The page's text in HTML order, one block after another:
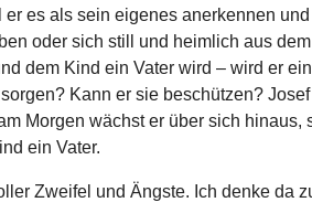
es als sein eigenes anerkennen
oder sich still und heimlich aus
dem Kind ein Vater wird – wird er
Kann er sie beschützen?
Morgen wächst er über sich hinaus,
ein Vater.
Zweifel und Ängste. Ich denke da